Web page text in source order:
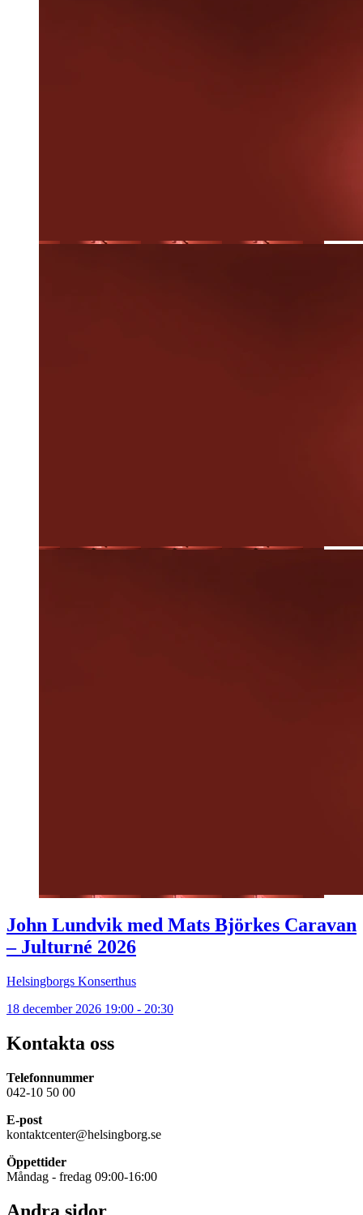
John Lundvik med Mats Björkes Caravan
– Julturné 2026
Helsingborgs Konserthus
18 december 2026 19:00 - 20:30
Kontakta oss
Telefonnummer
042-10 50 00
E-post
kontaktcenter@helsingborg.se
Öppettider
Måndag - fredag 09:00-16:00
Andra sidor